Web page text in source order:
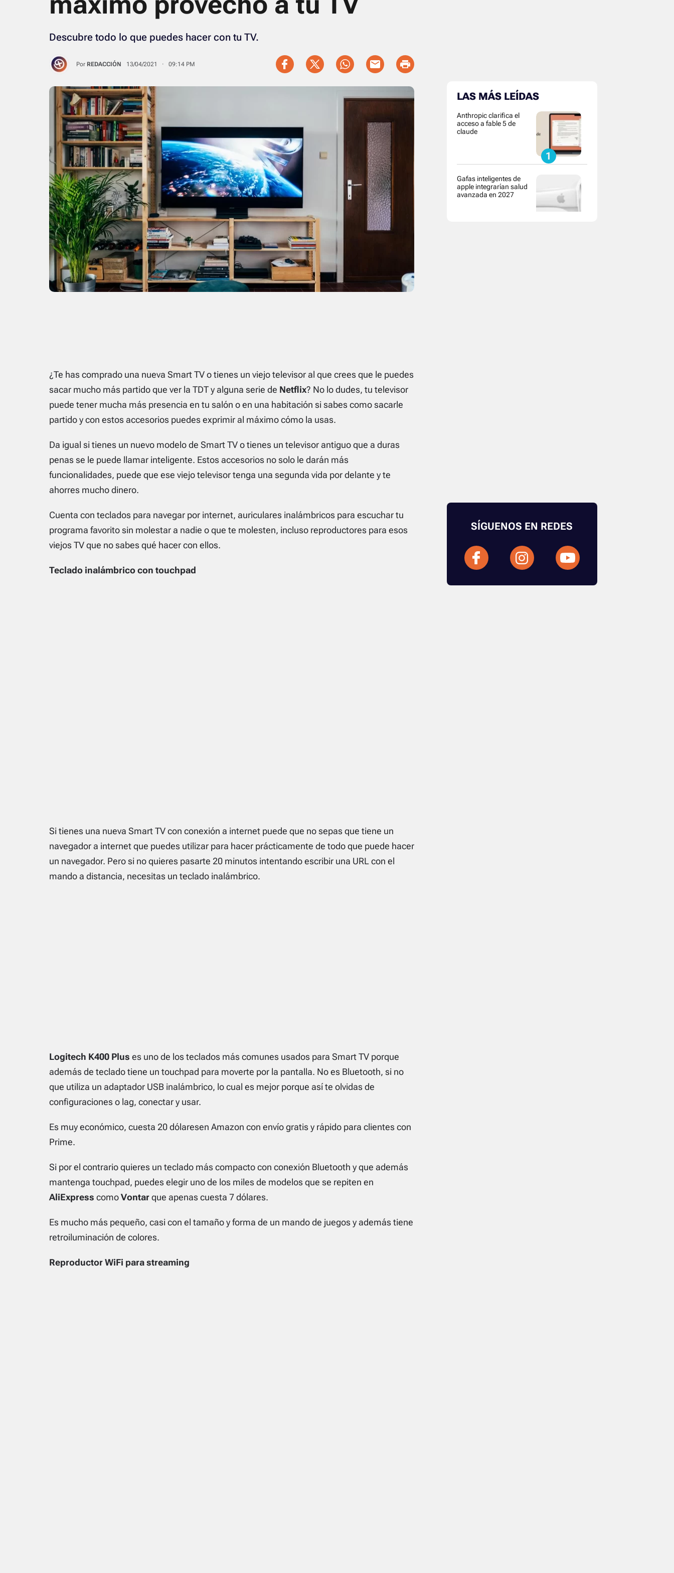
Descubre todo lo que puedes hacer con tu TV.
Por REDACCIÓN 13/04/2021 · 09:14 PM
¿Te has comprado una nueva Smart TVo tienes un viejo televisor al que crees que le puedes
sacar mucho más partido que ver la TDT y alguna serie de Netflix? No lo dudes, tu televisor
puede tener mucha más presencia en tu salón o en una habitación si sabes como sacarle
partido y con estos accesorios puedes exprimir al máximo cómo la usas.
Da igual si tienes un nuevo modelo de Smart TV o tienes un televisor antiguo que a duras
penas se le puede llamar inteligente. Estos accesorios no solo le darán más
funcionalidades, puede que ese viejo televisor tenga una segunda vida por delante y te
ahorres mucho dinero.
Cuenta con teclados para navegar por internet, auriculares inalámbricos para escuchar tu
programa favorito sin molestar a nadie o que te molesten, incluso reproductores para esos
viejos TV que no sabes qué hacer con ellos.
Teclado inalámbrico con touchpad
Si tienes una nueva Smart TVcon conexión a internet puede que no sepas que tiene un
navegador a internet que puedes utilizar para hacer prácticamente de todo que puede hacer
un navegador. Pero si no quieres pasarte 20 minutos intentando escribir una URL con el
mando a distancia, necesitas un teclado inalámbrico.
Logitech K400 Plus es uno de los teclados más comunes usados para Smart TVporque
además de teclado tiene un touchpad para moverte por la pantalla. No es Bluetooth, si no
que utiliza un adaptador USB inalámbrico, lo cual es mejor porque así te olvidas de
configuraciones o lag, conectar y usar.
Es muy económico, cuesta 20 dólaresen Amazon con envío gratis y rápido para clientes con
Prime.
Si por el contrario quieres un teclado más compacto con conexión Bluetooth y que además
mantenga touchpad, puedes elegir uno de los miles de modelos que se repiten en
AliExpress comoVontarque apenas cuesta 7 dólares.
Es mucho más pequeño, casi con el tamaño y forma de un mando de juegos y además tiene
retroiluminación de colores.
Reproductor WiFi para streaming
LAS MÁS LEÍDAS
Anthropic clarifica el
acceso a fable 5 de
claude
Gafas inteligentes de
apple integrarían salud
avanzada en 2027
SÍGUENOS EN REDES